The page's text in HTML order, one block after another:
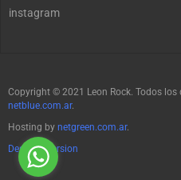
instagram
Copyright © 2021 Leon Rock. Todos los
netblue.com.ar.
Hosting by netgreen.com.ar.
Desktop Version